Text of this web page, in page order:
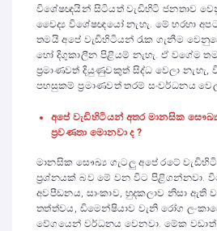
විශේෂඥයින් සිටියත් වැඩිහිටි ජනතාව
වෛද්‍ය විශේෂඥයෝ නැහැ. මේ හරහා
තමයි අපේ වැඩිහිටියන් රැක ගැනීම
හෝ දිගුකාලීන පිළියම් නැහැ. ඒ වගේම
ප්‍රමාණවත් දියුණුවකුත් සිද්ධ වෙලා
පහසුකම් ප්‍රමාණවත් තරම් සංවර්ධනය
අපේ වැඩිහිටියන් අතර මානසික
ප්‍රවණතා මොනවා ද ?
මානසික සෞඛ්‍ය ගැටලු අපේ රටේ
ප්‍රශ්නයක් බව මේ වන විට පිළිගන්නවා.
අවපීඩනය, සාංකාව, හුදකලාව නිසා ඇති
තත්ත්වය, ඩිමෙන්ෂියාව වැනි රෝග
වේගයෙන් වර්ධනය වෙනවා. මේක